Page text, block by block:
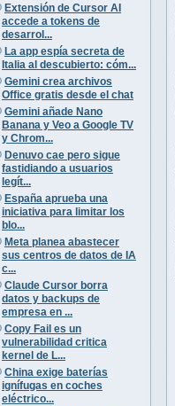
Extensión de Cursor AI
accede a tokens de
desarrol...
La app espía secreta de
Italia al descubierto: cóm...
Gemini crea archivos
Office gratis desde el chat
Gemini añade Nano
Banana y Veo a Google TV
y Chrom...
Denuvo cae pero sigue
fastidiando a usuarios
legít...
España aprueba una
iniciativa para limitar los
blo...
Meta planea abastecer
sus centros de datos de IA
c...
Claude Cursor borra
datos y backups de
empresa en ...
Copy Fail es un
vulnerabilidad critica
kernel de L...
China exige baterías
ignífugas en coches
eléctrico...